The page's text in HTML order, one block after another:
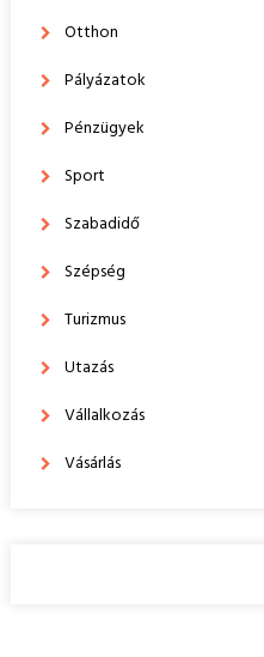
Otthon
Pályázatok
Pénzügyek
Sport
Szabadidő
Szépség
Turizmus
Utazás
Vállalkozás
Vásárlás